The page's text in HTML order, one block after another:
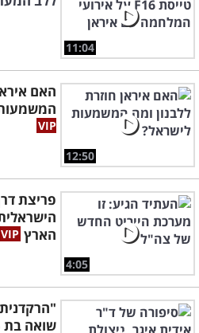
11:04
12:50
האם
4:05
פריצת
הארץ
שואה בת 95 עם סיפור מדהים...